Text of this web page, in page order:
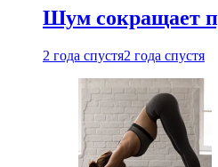
Шум сокращает
2 года спустя2 года спустя